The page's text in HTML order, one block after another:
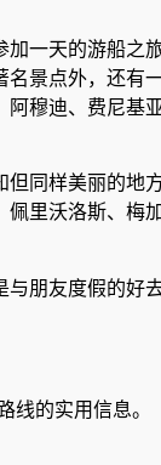
加一天的游船之
名景点外，还有
阿穆迪、费尼基
同样美丽的地
佩里沃洛斯、梅
与朋友度假的好
的实用信息。